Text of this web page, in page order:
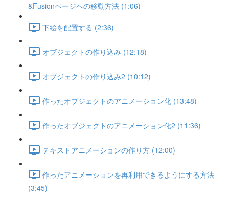
&Fusionページへの移動方法 (1:06)
下絵を配置する (2:36)
オブジェクトの作り込み (12:18)
オブジェクトの作り込み2 (10:12)
作ったオブジェクトのアニメーション化 (13:48)
作ったオブジェクトのアニメーション化2 (11:36)
テキストアニメーションの作り方 (12:00)
作ったアニメーションを再利用できるようにする方法
(3:45)